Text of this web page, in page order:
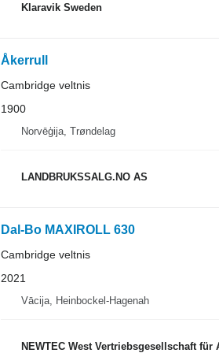
Klaravik Sweden
Åkerrull
Cambridge veltnis
1900
Norvēģija, Trøndelag
LANDBRUKSSALG.NO AS
Dal-Bo MAXIROLL 630
Cambridge veltnis
2021
Vācija, Heinbockel-Hagenah
NEWTEC West Vertriebsgesellschaft für